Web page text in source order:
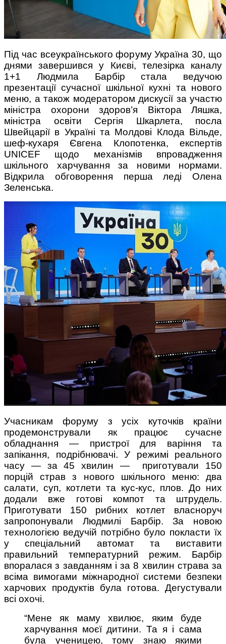
Поради багатодітної мами:
особистісний розвиток в
декреті
Ми запитали у зіркових
мам, яка вона - мамаWOW
Під час всеукраїнського форуму Україна 30, що
днями завершився у Києві, телезірка каналу
1+1 Людмила Барбір стала ведучою
презентації сучасної шкільної кухні та нового
меню, а також модератором дискусії за участю
міністра охорони здоров’я Віктора Ляшка,
міністра освіти Сергія Шкарлета, посла
Швейцарії в Україні та Молдові Клода Вільде,
шеф-кухаря Євгена Клопотенка, експертів
UNICEF щодо механізмів впровадження
шкільного харчування за новими нормами.
Відкрила обговорення перша леді Олена
Зеленська.
Учасникам форуму з усіх куточків країни
продемонстрували як працює сучасне
обладнання — пристрої для варіння та
запікання, подрібнювачі. У режимі реального
часу — за 45 хвилин — приготували 150
порцій страв з нового шкільного меню: два
салати, суп, котлети та кус-кус, плов. До них
додали вже готові компот та штрудель.
Приготувати 150 рибних котлет власноруч
запропонували Людмилі Барбір. За новою
технологією ведучій потрібно було покласти їх
у спеціальний автомат та виставити
правильний температурний режим. Барбір
впоралася з завданням і за 8 хвилин страва за
всіма вимогами міжнародної системи безпеки
харчових продуктів була готова. Дегустували
всі охочі.
“Мене як маму хвилює, яким буде
харчування моєї дитини. Та я і сама
була ученицею, тому знаю якими